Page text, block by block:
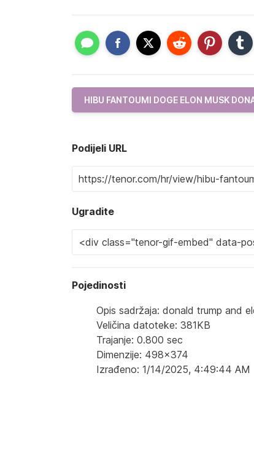
HIBU FANTOUMI DOGE ELON MUSK
Podijeli URL
Ugradite
Pojedinosti
Opis sadržaja: donald trump and
Veličina datoteke: 381KB
Trajanje: 0.800 sec
Dimenzije: 498x374
Izrađeno: 1/14/2025, 4:49:44 AM